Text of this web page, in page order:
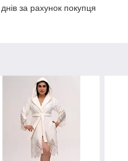
за рахунок покупця